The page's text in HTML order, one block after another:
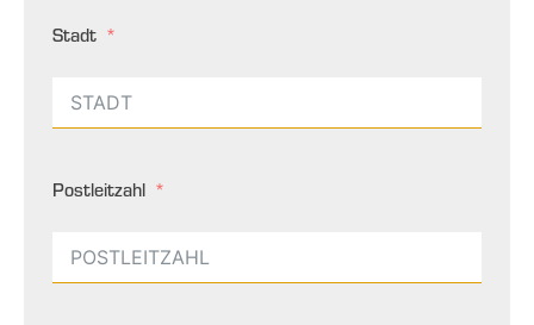
Stadt
Postleitzahl